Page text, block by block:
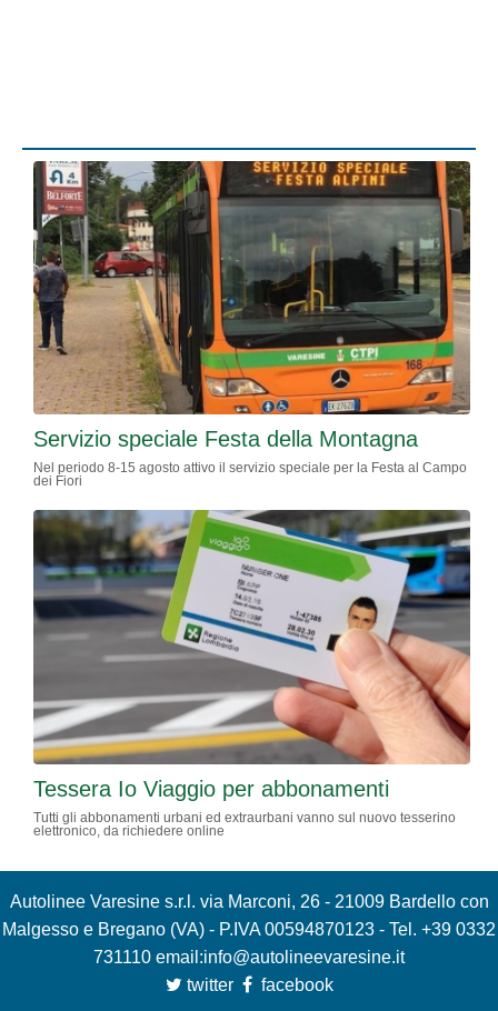
Servizio speciale Festa della Montagna
Nel periodo 8-15 agosto attivo il servizio speciale per la Festa al Campo
dei Fiori
Tessera Io Viaggio per abbonamenti
Tutti gli abbonamenti urbani ed extraurbani vanno sul nuovo tesserino
elettronico, da richiedere online
Autolinee Varesine s.r.l. via Marconi, 26 - 21009 Bardello con
Malgesso e Bregano (VA) - P.IVA 00594870123 - Tel. +39 0332
731110 email:info@autolineevaresine.it
twitter
facebook